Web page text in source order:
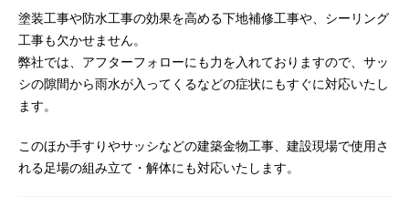
塗装工事や防水工事の効果を高める下地補修工事や、シーリング
工事も欠かせません。
弊社では、アフターフォローにも力を入れておりますので、サッ
シの隙間から雨水が入ってくるなどの症状にもすぐに対応いたし
ます。
このほか手すりやサッシなどの建築金物工事、建設現場で使用さ
れる足場の組み立て・解体にも対応いたします。